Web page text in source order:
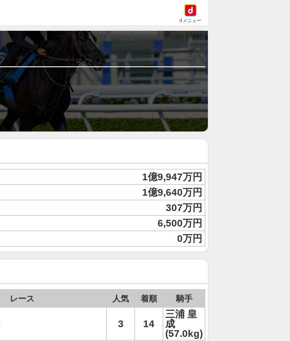
dメニュー
1億9,947万円
1億9,640万円
307万円
6,500万円
0万円
レース 人気 着順 騎手
3 14
三浦 皇
成
(57.0kg)